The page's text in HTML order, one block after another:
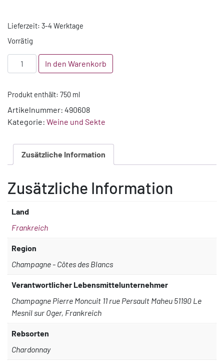
Lieferzeit: 3-4 Werktage
Vorrätig
Millesime
2008
Moncuit
Vielle
Vigne
Cru
Extra
brut
In den Warenkorb
Produkt enthält: 750 ml
Artikelnummer: 490608
Kategorie: Weine und Sekte
Zusätzliche Information
Zusätzliche Information
Land
Frankreich
Region
Champagne - Côtes des Blancs
Verantwortlicher Lebensmittelunternehmer
Champagne Pierre Moncuit 11 rue Persault Maheu 51190 Le
Mesnil sur Oger, Frankreich
Rebsorten
Chardonnay